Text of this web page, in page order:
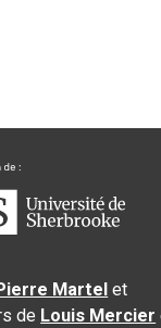
Martel et
de Louis Mercier